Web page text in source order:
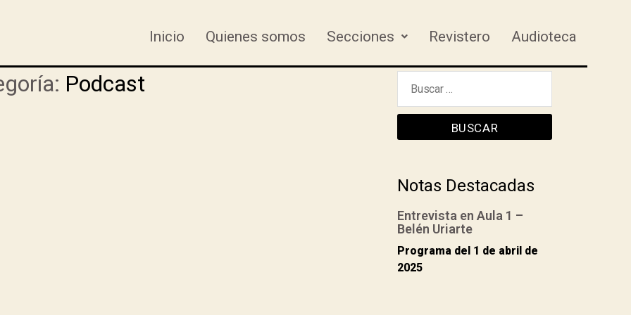
Inicio Quienes somos Secciones Revistero Audioteca
Podcast
Notas Destacadas
Entrevista en Aula 1 –
Belén Uriarte
Programa del 1 de abril de
2025